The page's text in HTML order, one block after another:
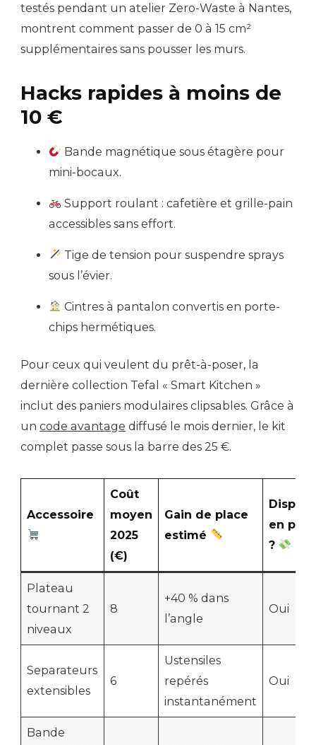
testés pendant un atelier Zero-Waste à Nantes,
montrent comment passer de 0 à 15 cm²
supplémentaires sans pousser les murs.
Hacks rapides à moins de
10 €
Bande magnétique sous étagère pour
mini-bocaux.
Support roulant : cafetière et grille-pain
accessibles sans effort.
Tige de tension pour suspendre sprays
sous l’évier.
Cintres à pantalon convertis en porte-
chips hermétiques.
Pour ceux qui veulent du prêt-à-poser, la
dernière collection Tefal « Smart Kitchen »
inclut des paniers modulaires clipsables. Grâce à
un code avantage diffusé le mois dernier, le kit
complet passe sous la barre des 25 €.
Accessoire
Coût
moyen
2025
(€)
Gain de place
estimé
en
?
Plateau
tournant 2
niveaux
8
+40 % dans
l’angle
Oui
Separateurs
extensibles
6
Ustensiles
repérés
instantanément
Oui
Bande